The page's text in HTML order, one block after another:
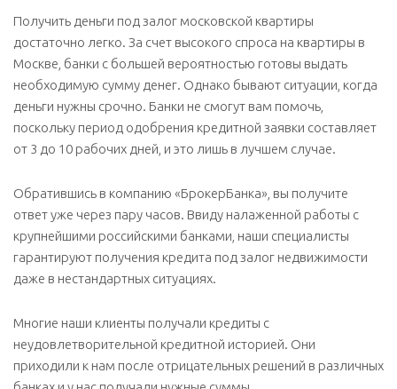
Получить деньги под залог московской квартиры
достаточно легко. За счет высокого спроса на квартиры в
Москве, банки с большей вероятностью готовы выдать
необходимую сумму денег. Однако бывают ситуации, когда
деньги нужны срочно. Банки не смогут вам помочь,
поскольку период одобрения кредитной заявки составляет
от 3 до 10 рабочих дней, и это лишь в лучшем случае.
Обратившись в компанию «БрокерБанка», вы получите
ответ уже через пару часов. Ввиду налаженной работы с
крупнейшими российскими банками, наши специалисты
гарантируют получения кредита под залог недвижимости
даже в нестандартных ситуациях.
Многие наши клиенты получали кредиты с
неудовлетворительной кредитной историей. Они
приходили к нам после отрицательных решений в различных